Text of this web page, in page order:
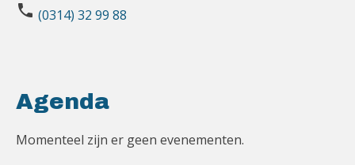
phone (0314) 32 99 88
Agenda
Momenteel zijn er geen evenementen.